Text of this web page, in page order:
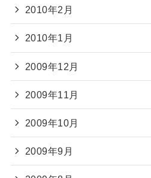
2010年2月
2010年1月
2009年12月
2009年11月
2009年10月
2009年9月